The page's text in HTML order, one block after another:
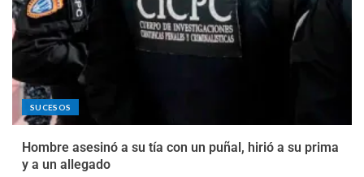
SUCESOS
Hombre asesinó a su tía con un puñal, hirió a su prima
y a un allegado